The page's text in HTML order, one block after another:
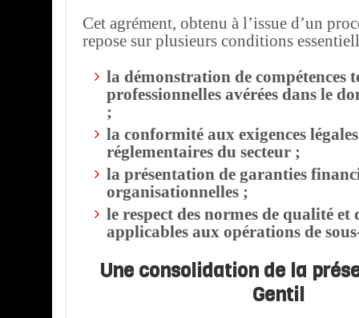
Cet agrément, obtenu à l’issue d’un
repose sur plusieurs conditions
la démonstration de compétences
professionnelles avérées dans le
;
la conformité aux exigences
réglementaires du secteur ;
la présentation de garanties
organisationnelles ;
le respect des normes de qualité et
applicables aux opérations de
Une consolidation de la
Gentil